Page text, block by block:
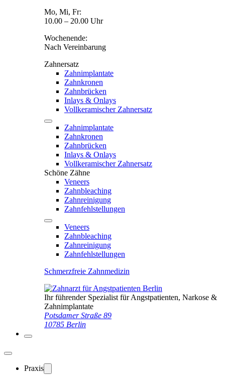
Mo, Mi, Fr:
10.00 – 20.00 Uhr
Wochenende:
Nach Vereinbarung
Zahnersatz
Zahnimplantate
Zahnkronen
Zahnbrücken
Inlays & Onlays
Vollkeramischer Zahnersatz
Zahnimplantate
Zahnkronen
Zahnbrücken
Inlays & Onlays
Vollkeramischer Zahnersatz
Schöne Zähne
Veneers
Zahnbleaching
Zahnreinigung
Zahnfehlstellungen
Veneers
Zahnbleaching
Zahnreinigung
Zahnfehlstellungen
Schmerzfreie Zahnmedizin
Ihr führender Spezialist für Angstpatienten, Narkose &
Zahnimplantate
Potsdamer Straße 89
10785 Berlin
Praxis